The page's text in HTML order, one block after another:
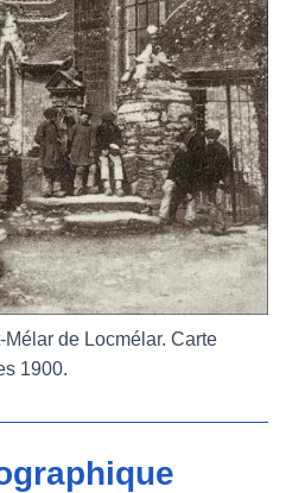
Mélar de Locmélar. Carte
1900.